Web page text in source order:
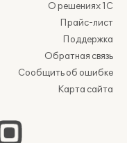
О решениях 1С
Прайс-лист
Поддержка
Обратная связь
Сообщить об ошибке
Карта сайта